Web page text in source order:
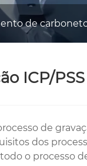
de
ICP/PSS
de
dos
o processo